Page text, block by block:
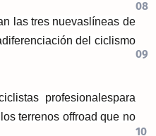
las tres nuevas líneas de
diferenciación del ciclismo
profesionalespara
terrenos offroad que no